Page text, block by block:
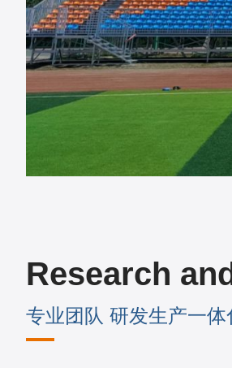
Research
专业团队 研发生产一体